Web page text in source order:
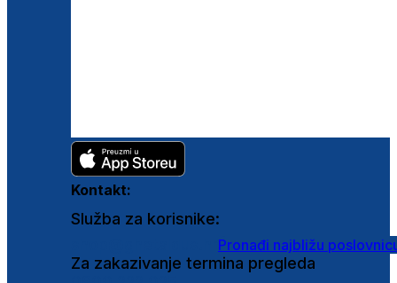
Kontakt:
Služba za korisnike:
Pronađi najbližu
Za zakazivanje termina pregleda